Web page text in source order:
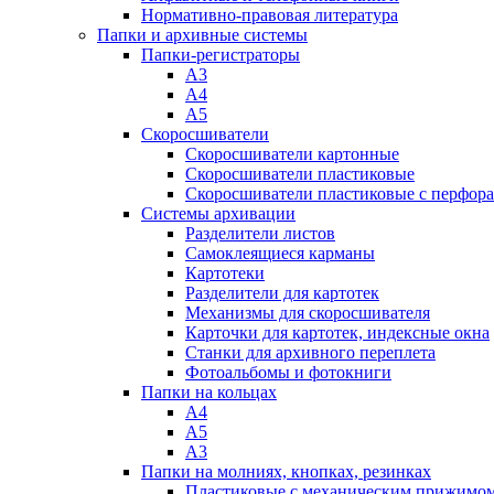
Нормативно-правовая литература
Папки и архивные системы
Папки-регистраторы
А3
А4
А5
Скоросшиватели
Скоросшиватели картонные
Скоросшиватели пластиковые
Скоросшиватели пластиковые с
Системы архивации
Разделители листов
Самоклеящиеся карманы
Картотеки
Разделители для картотек
Механизмы для скоросшивателя
Карточки для картотек, индексные окна
Станки для архивного переплета
Фотоальбомы и фотокниги
Папки на кольцах
А4
А5
А3
Папки на молниях, кнопках, резинках